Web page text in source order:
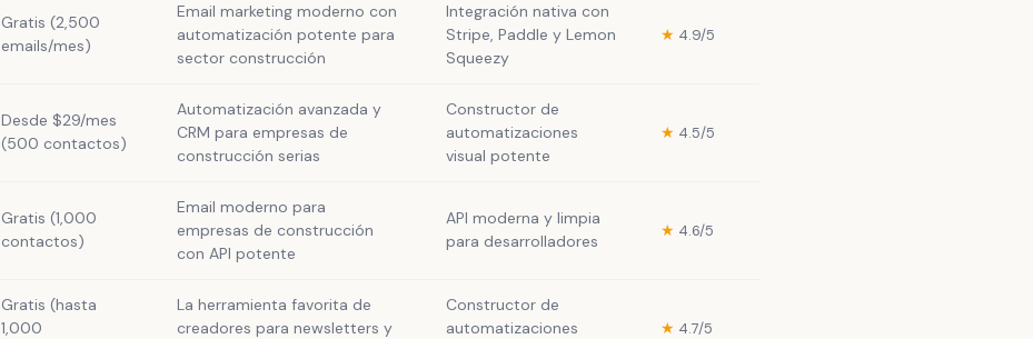
Gratis (2,500
emails/mes)
Email marketing moderno con
automatización potente para
sector construcción
Integración nativa con
Stripe, Paddle y Lemon
Squeezy
★ 4.9/5
Desde $29/mes
(500 contactos)
Automatización avanzada y
CRM para empresas de
construcción serias
Constructor de
automatizaciones
visual potente
★ 4.5/5
Gratis (1,000
contactos)
Email moderno para
empresas de construcción
con API potente
API moderna y limpia
para desarrolladores
★ 4.6/5
Gratis (hasta
1,000
La herramienta favorita de
creadores para newsletters y
Constructor de
automatizaciones
★ 4.7/5